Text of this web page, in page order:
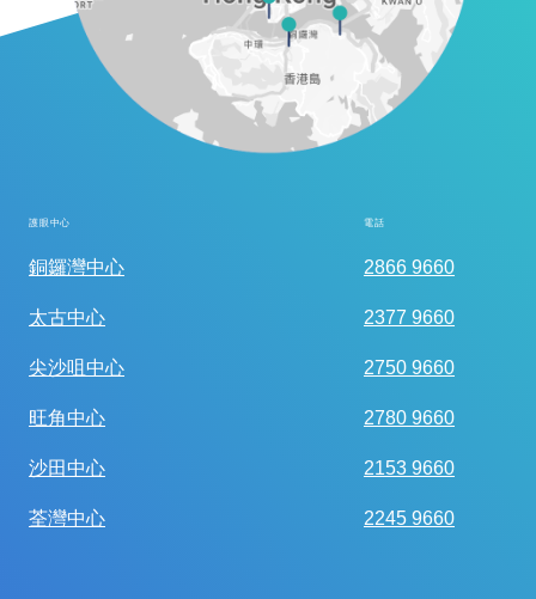
全面眼科視光檢查
護眼中心 電話
銅鑼灣中心 2866 9660
太古中心 2377 9660
尖沙咀中心 2750 9660
旺角中心 2780 9660
沙田中心 2153 9660
荃灣中心 2245 9660